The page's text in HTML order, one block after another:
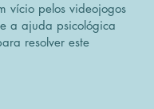
vício pelos videojogos
a ajuda psicológica
resolver este